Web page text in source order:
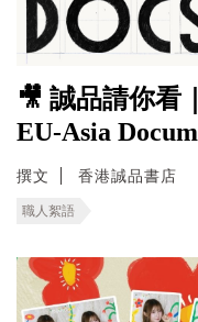
🎥 誠品請你看
EU-Asia
撰文 香港誠品書店
職人絮語